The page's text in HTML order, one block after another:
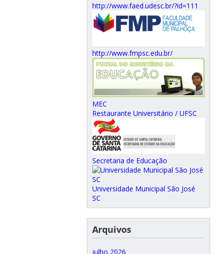
http://www.faed.udesc.br/?id=111
http://www.fmpsc.edu.br/
MEC
Restaurante Universitário / UFSC
Secretaria de Educação
Universidade Municipal São José
SC
Arquivos
julho 2026